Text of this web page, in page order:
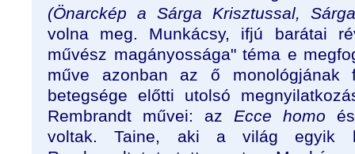
(Önarckép a Sárga Krisztussal,
volna meg. Munkácsy, ifjú barátai
művész magányossága" téma e
műve azonban az ő monológjának
betegsége előtti utolsó
Rembrandt művei: az Ecce homo
voltak. Taine, aki a világ egyik